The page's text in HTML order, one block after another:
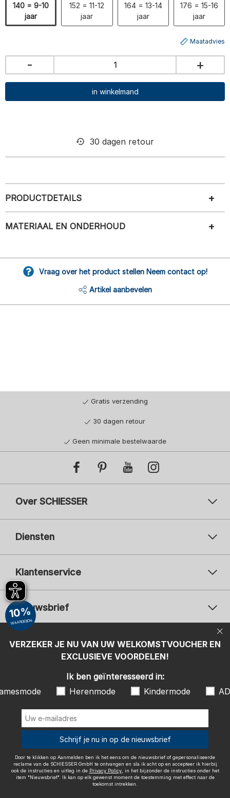
140 = 9-10
jaar
152 = 11-12
jaar
164 = 13-14
jaar
176 = 15-16
jaar
Maatadvies
- +
in winkelmand
30 dagen retour
PRODUCTDETAILS
MATERIAAL EN ONDERHOUD
Vraag over het product stellen Neem contact op!
Artikel aanbevelen
Gratis verzending
30 dagen retour
Geen minimale bestelwaarde
Over SCHIESSER
Diensten
Klantenservice
Nieuwsbrief
Uw
Uw e-mailadres
Aanmelden
Herenmode
ADIDAS
Door te klikken op Aanmelden ben ik het eens om de nieuwsbrief of
gepersonaliseerde reclame van de SCHIESSER GmbH te ontvangen en
sla ik acht op en accepteer ik hierbij ook de instructies en uitleg in de
, in het bijzonder de instructies onder het item
effect naar de toekomst intrekken.
Betaalwijzen
Wij bezorgen met
VERZEKER JE NU VAN UW WELKOMSTVOUCHER EN
EXCLUSIEVE VOORDELEN!
10%
WAARDEBON
Ik ben geïnteresseerd in:
Herenmode Kindermode
Schrijf je nu in op de nieuwsbrief
Door te klikken op Aanmelden ben ik het eens om de nieuwsbrief of gepersonaliseerde
reclame van de SCHIESSER GmbH te ontvangen en sla ik acht op en accepteer ik hierbij
ook de instructies en uitleg in de Privacy Policy, in het bijzonder de instructies onder het
item "Nieuwsbrief". Ik kan op elk gewenst moment de toestemming met effect naar de
toekomst intrekken.